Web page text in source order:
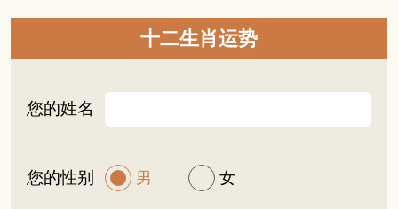
十二生肖运势
您的姓名
您的性别 男 女